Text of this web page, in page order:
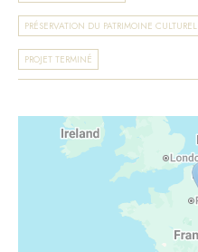
PRÉSERVATION DU PATRIMOINE CULTUREL
PROJET TERMINÉ